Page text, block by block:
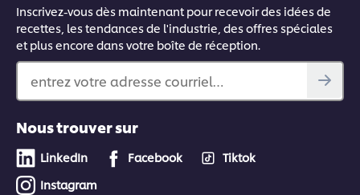
Inscrivez-vous dès maintenant pour recevoir des idées de
recettes, les tendances de l'industrie, des offres spéciales
et plus encore dans votre boîte de réception.
entrez votre adresse courriel…
Nous trouver sur
LinkedIn Facebook
Tiktok
Instagram